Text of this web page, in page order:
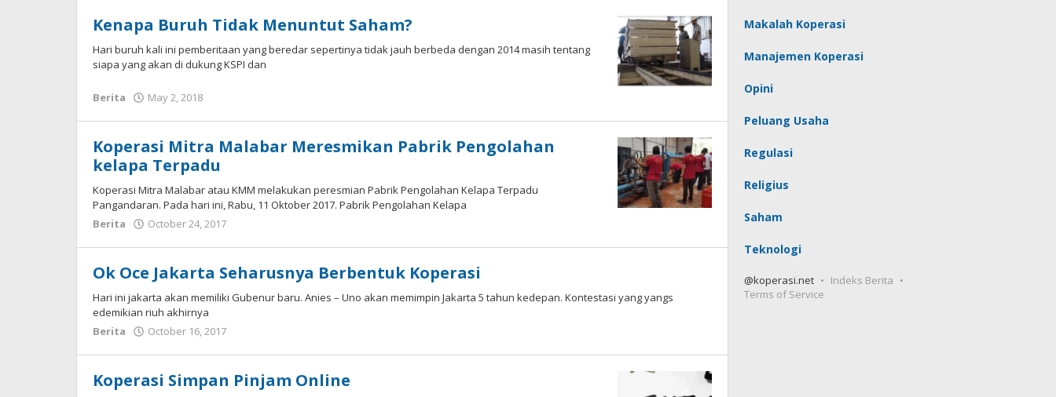
2019
Gusbud
Kenapa Buruh Tidak Menuntut Saham?
Hari buruh kali ini pemberitaan yang beredar sepertinya tidak jauh berbeda dengan 2014 masih tentang
siapa yang akan di dukung KSPI dan
Berita May 2, 2018
Koperasi Mitra Malabar Meresmikan Pabrik Pengolahan
kelapa Terpadu
Koperasi Mitra Malabar atau KMM melakukan peresmian Pabrik Pengolahan Kelapa Terpadu
Pangandaran. Pada hari ini, Rabu, 11 Oktober 2017. Pabrik Pengolahan Kelapa
Berita
October 24, 2017
Ok Oce Jakarta Seharusnya Berbentuk Koperasi
Hari ini jakarta akan memiliki Gubenur baru. Anies – Uno akan memimpin Jakarta 5 tahun kedepan. Kontestasi yang yangs
edemikian riuh akhirnya
Berita
October 16, 2017
Koperasi Simpan Pinjam Online
Makalah Koperasi
Manajemen Koperasi
Opini
Peluang Usaha
Regulasi
Religius
Saham
Teknologi
@koperasi.net
Indeks Berita
Terms of Service